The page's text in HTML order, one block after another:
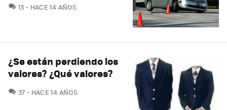
13 COMENTARIOS
HACE 14 AÑOS
¿Se están perdiendo los
valores? ¿Qué valores?
37COMENTARIOS
HACE 14 AÑOS